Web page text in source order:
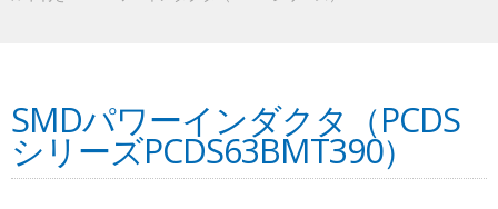
SMDパワーインダクタ（PCDS
シリーズPCDS63BMT390）